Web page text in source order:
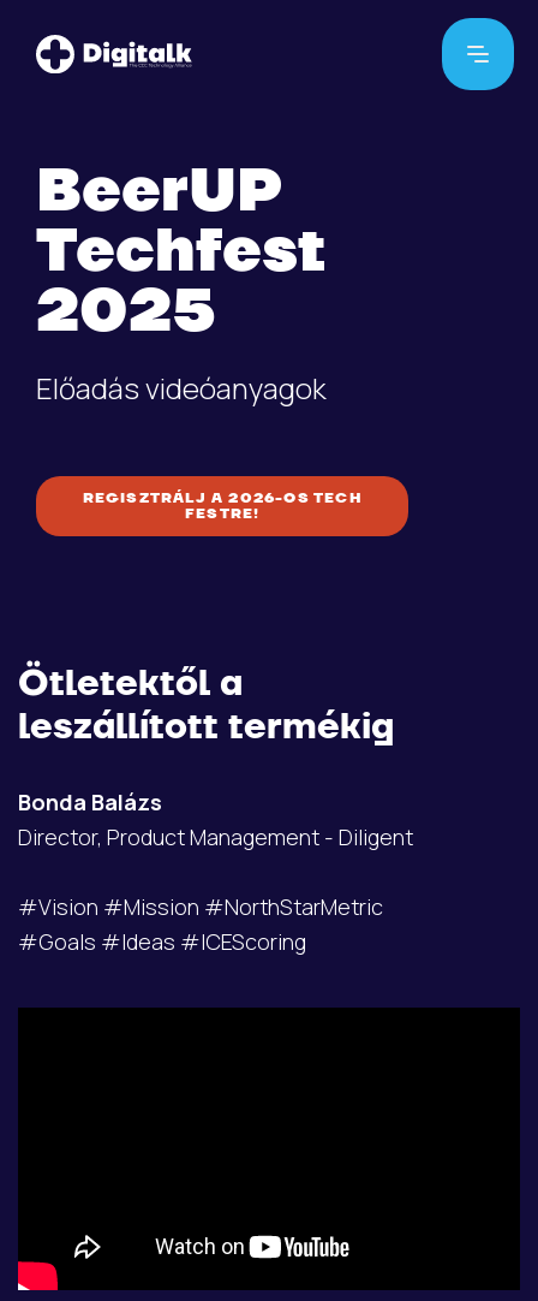
BeerUP
Techfest
2025
Előadás videóanyagok
REGISZTRÁLJ A 2026-OS TECH
FESTRE!
Ötletektől a
leszállított termékig
Bonda Balázs
Director, Product Management - Diligent
#Vision #Mission #NorthStarMetric
#Goals #Ideas #ICEScoring